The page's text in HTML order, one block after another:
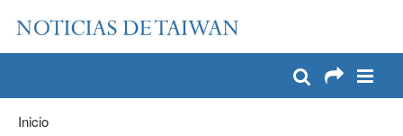
Pase a contenido principal
Inicio